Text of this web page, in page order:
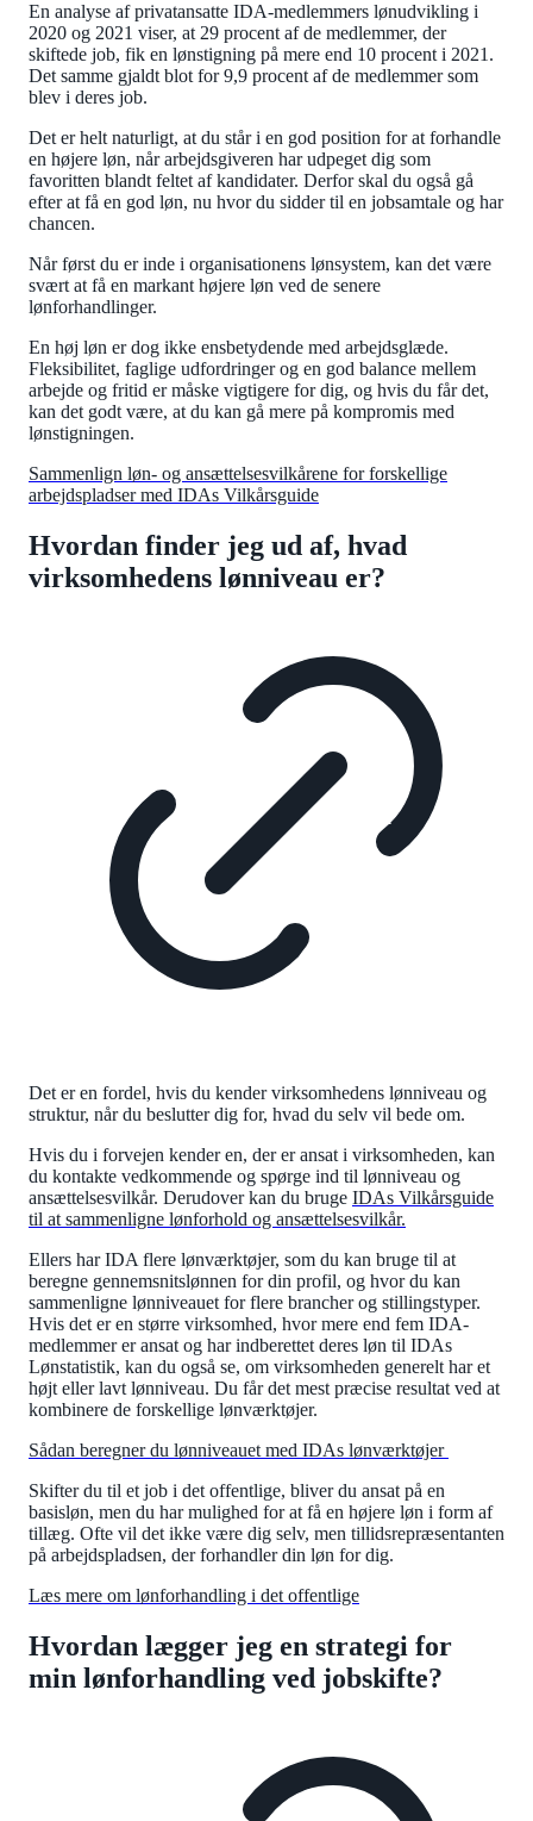
En analyse af privatansatte IDA-medlemmers lønudvikling i
2020 og 2021 viser, at 29 procent af de medlemmer, der
skiftede job, fik en lønstigning på mere end 10 procent i 2021.
Det samme gjaldt blot for 9,9 procent af de medlemmer som
blev i deres job.
Det er helt naturligt, at du står i en god position for at forhandle
en højere løn, når arbejdsgiveren har udpeget dig som
favoritten blandt feltet af kandidater. Derfor skal du også gå
efter at få en god løn, nu hvor du sidder til en jobsamtale og har
chancen.
Når først du er inde i organisationens lønsystem, kan det være
svært at få en markant højere løn ved de senere
lønforhandlinger.
En høj løn er dog ikke ensbetydende med arbejdsglæde.
Fleksibilitet, faglige udfordringer og en god balance mellem
arbejde og fritid er måske vigtigere for dig, og hvis du får det,
kan det godt være, at du kan gå mere på kompromis med
lønstigningen.
Sammenlign løn- og ansættelsesvilkårene for forskellige
arbejdspladser med IDAs Vilkårsguide
Hvordan finder jeg ud af, hvad
virksomhedens lønniveau er?
Det er en fordel, hvis du kender virksomhedens lønniveau og
struktur, når du beslutter dig for, hvad du selv vil bede om.
Hvis du i forvejen kender en, der er ansat i virksomheden, kan
du kontakte vedkommende og spørge ind til lønniveau og
ansættelsesvilkår. Derudover kan du bruge IDAs Vilkårsguide
til at sammenligne lønforhold og ansættelsesvilkår.
Ellers har IDA flere lønværktøjer, som du kan bruge til at
beregne gennemsnitslønnen for din profil, og hvor du kan
sammenligne lønniveauet for flere brancher og stillingstyper.
Hvis det er en større virksomhed, hvor mere end fem IDA-
medlemmer er ansat og har indberettet deres løn til IDAs
Lønstatistik, kan du også se, om virksomheden generelt har et
højt eller lavt lønniveau. Du får det mest præcise resultat ved at
kombinere de forskellige lønværktøjer.
Sådan beregner du lønniveauet med IDAs lønværktøjer
Skifter du til et job i det offentlige, bliver du ansat på en
basisløn, men du har mulighed for at få en højere løn i form af
tillæg. Ofte vil det ikke være dig selv, men tillidsrepræsentanten
på arbejdspladsen, der forhandler din løn for dig.
Læs mere om lønforhandling i det offentlige
Hvordan lægger jeg en strategi for
min lønforhandling ved jobskifte?